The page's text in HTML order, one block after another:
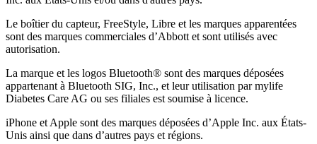
Le boîtier du capteur, FreeStyle, Libre et les marques apparentées
sont des marques commerciales d’Abbott et sont utilisés avec
autorisation.
La marque et les logos Bluetooth® sont des marques déposées
appartenant à Bluetooth SIG, Inc., et leur utilisation par mylife
Diabetes Care AG ou ses filiales est soumise à licence.
iPhone et Apple sont des marques déposées d’Apple Inc. aux États-
Unis ainsi que dans d’autres pays et régions.